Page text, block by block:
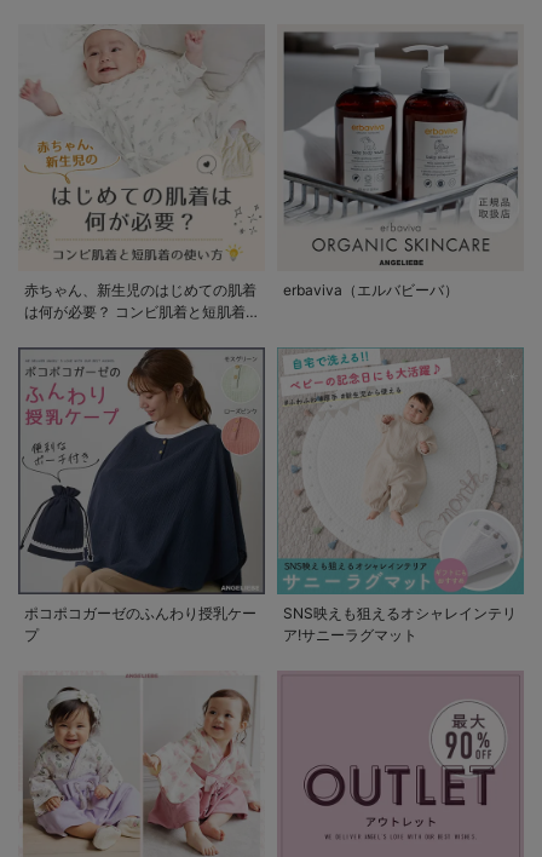
赤ちゃん、新生児のはじめての肌着
は何が必要？ コンビ肌着と短肌着
erbaviva（エルバビーバ）
ポコポコガーゼのふんわり授乳ケー
プ
SNS映えも狙えるオシャレインテリ
ア!サニーラグマット